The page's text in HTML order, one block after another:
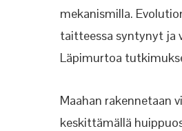
mekanismilla.
taitteessa syntynyt ja
Läpimurtoa
Maahan rakennetaan
keskittämällä